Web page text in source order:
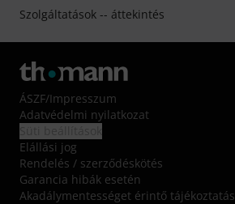
Szolgáltatások -- áttekintés
ÁSZF/Impresszum
Adatvédelmi nyilatkozat
Elállási jog
Rendelés / szerződéskötés
Garancia hibák esetén
Akadálymentességet érintő tájékoztatás